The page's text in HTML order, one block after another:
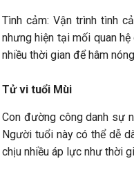
Tình cảm: Vận trình tình
nhưng hiện tại mối quan
nhiều thời gian để hâm
Tử vi tuổi Mùi
Con đường công danh sự
Người tuổi này có thể dễ
chịu nhiều áp lực như thời